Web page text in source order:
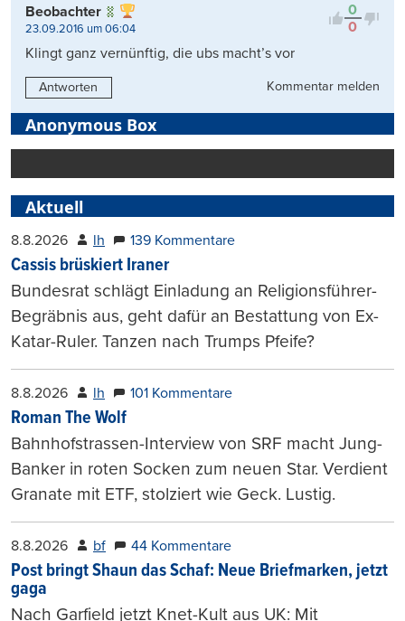
0
0
Beobachter
23.09.2016 um 06:04
Klingt ganz vernünftig, die ubs macht’s vor
Antworten Kommentar melden
Anonymous Box
Aktuell
8.8.2026 lh 139 Kommentare
Cassis brüskiert Iraner
Bundesrat schlägt Einladung an Religionsführer-
Begräbnis aus, geht dafür an Bestattung von Ex-
Katar-Ruler. Tanzen nach Trumps Pfeife?
8.8.2026 lh 101 Kommentare
Roman The Wolf
Bahnhofstrassen-Interview von SRF macht Jung-
Banker in roten Socken zum neuen Star. Verdient
Granate mit ETF, stolziert wie Geck. Lustig.
8.8.2026 bf 44 Kommentare
Post bringt Shaun das Schaf: Neue Briefmarken, jetzt
gaga
Nach Garfield jetzt Knet-Kult aus UK: Mit